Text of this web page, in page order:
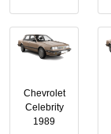
Chevrolet
Celebrity
1989